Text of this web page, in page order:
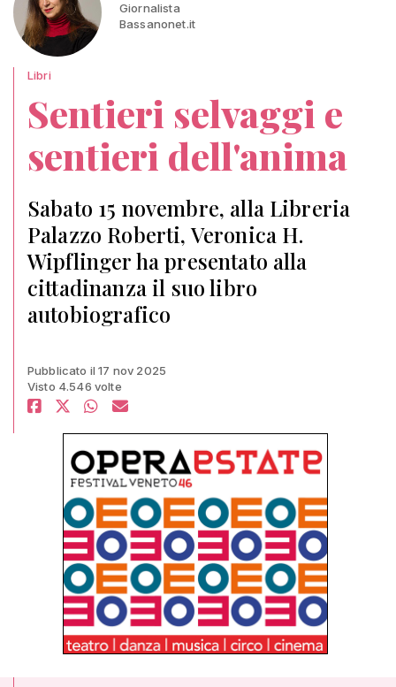
Giornalista
Bassanonet.it
Libri
Sentieri selvaggi e
sentieri dell'anima
Sabato 15 novembre, alla Libreria
Palazzo Roberti, Veronica H.
Wipflinger ha presentato alla
cittadinanza il suo libro
autobiografico
Pubblicato il 17 nov 2025
Visto 4.546 volte